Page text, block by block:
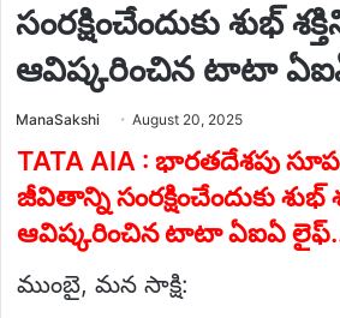
సంరక్షించేందుకు శుభ్
ఆవిష్కరించిన టాటా
ManaSakshiSend
email
August 20, 2025
TATA AIA : భారతదేశపు
జీవితాన్ని సంరక్షించేందుకు శుభ్
ఆవిష్కరించిన టాటా ఏఐఏ
ముంబై, మన సాక్షి: